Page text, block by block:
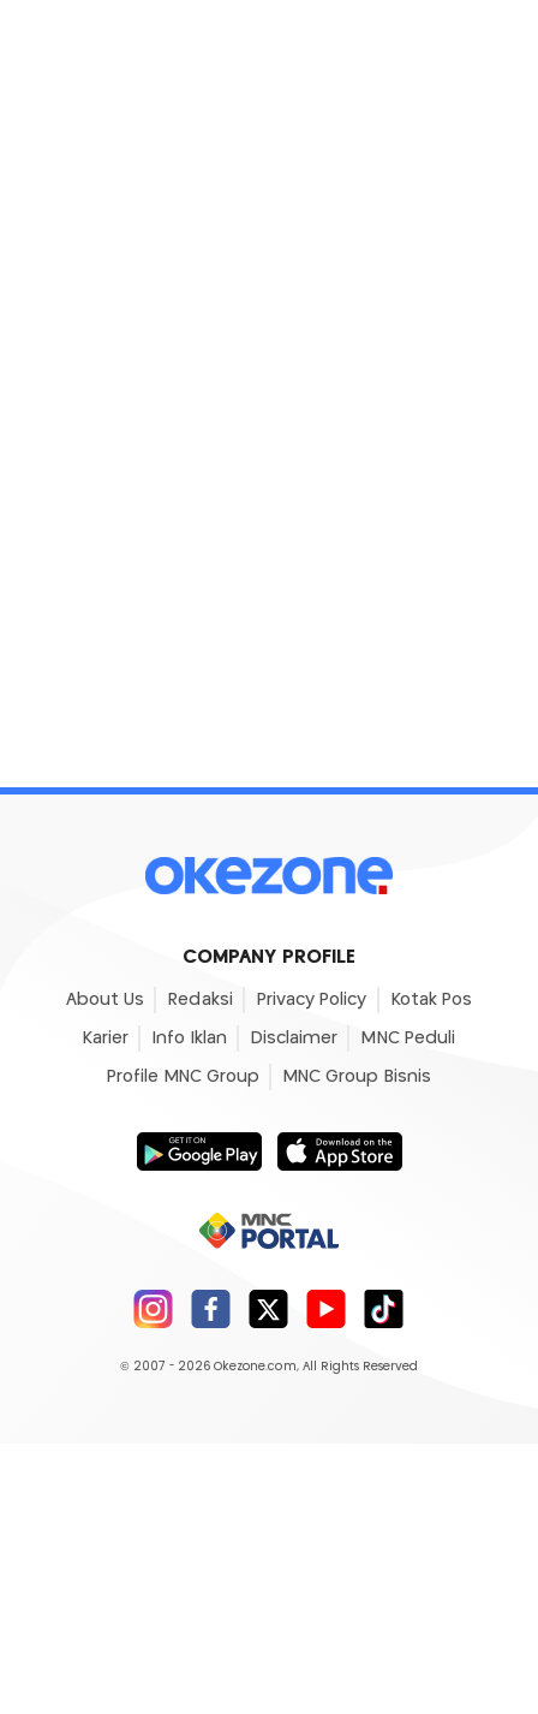
COMPANY PROFILE
About Us Redaksi Privacy Policy Kotak Pos
Karier Info Iklan Disclaimer MNC Peduli
Profile MNC Group MNC Group Bisnis
© 2007 - 2026 Okezone.com, All Rights Reserved